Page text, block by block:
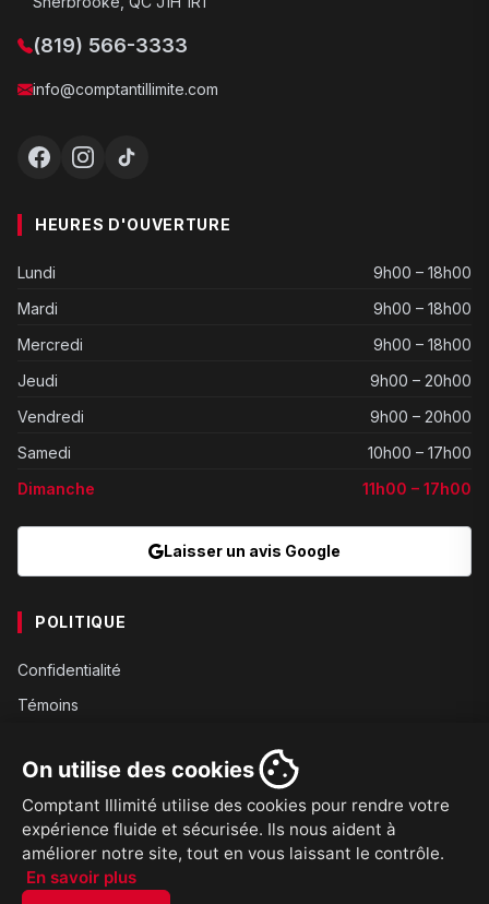
On utilise des cookies
Comptant Illimité utilise des cookies pour rendre votre
expérience fluide et sécurisée. Ils nous aident à
améliorer notre site, tout en vous laissant le contrôle.
En savoir plus
(819) 566-3333
info@comptantillimite.com
HEURES D'OUVERTURE
Lundi
9h00 – 18h00
Mardi
9h00 – 18h00
Mercredi
9h00 – 18h00
Jeudi
9h00 – 20h00
Vendredi
9h00 – 20h00
Samedi
10h00 – 17h00
Dimanche
11h00 – 17h00
Laisser un avis Google
POLITIQUE
Confidentialité
Témoins
Conditions
Expédition
Retours